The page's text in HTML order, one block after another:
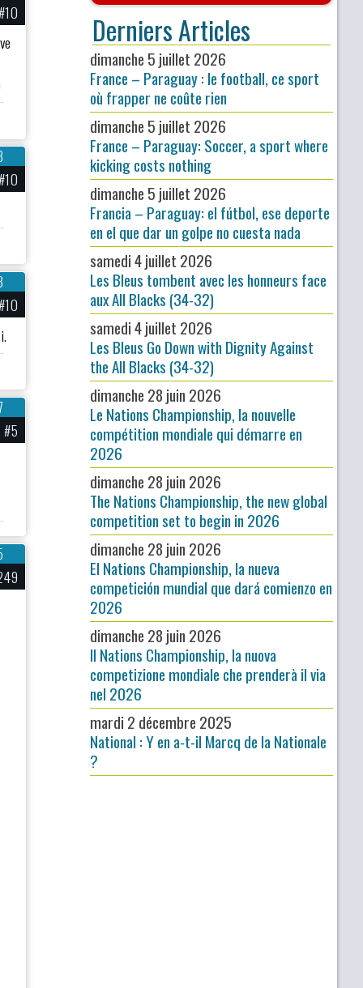
#5
Derniers Articles
dimanche 5 juillet 2026
France – Paraguay : le football, ce sport
où frapper ne coûte rien
dimanche 5 juillet 2026
France – Paraguay: Soccer, a sport where
kicking costs nothing
dimanche 5 juillet 2026
Francia – Paraguay: el fútbol, ese deporte
en el que dar un golpe no cuesta nada
samedi 4 juillet 2026
Les Bleus tombent avec les honneurs face
aux All Blacks (34-32)
samedi 4 juillet 2026
Les Bleus Go Down with Dignity Against
the All Blacks (34-32)
dimanche 28 juin 2026
Le Nations Championship, la nouvelle
compétition mondiale qui démarre en
2026
dimanche 28 juin 2026
The Nations Championship, the new global
competition set to begin in 2026
dimanche 28 juin 2026
El Nations Championship, la nueva
competición mundial que dará comienzo en
2026
dimanche 28 juin 2026
Il Nations Championship, la nuova
competizione mondiale che prenderà il via
nel 2026
mardi 2 décembre 2025
National : Y en a-t-il Marcq de la Nationale
?